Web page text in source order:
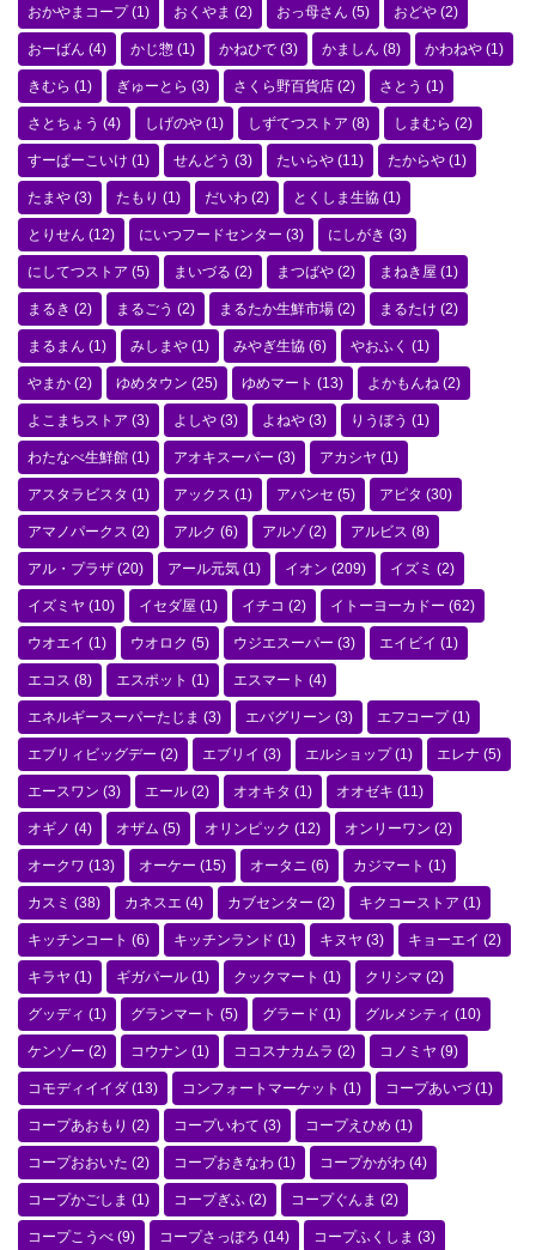
おかやまコープ(1) おくやま (2) おっ母さん (5) おどや (2)
おーばん (4) かじ惣 (1) かねひで (3) かましん (8) かわねや (1)
きむら (1) ぎゅーとら (3) さくら野百貨店 (2) さとう (1)
さとちょう (4) しげのや (1) しずてつストア (8) しまむら (2)
すーぱーこいけ (1) せんどう (3) たいらや (11) たからや (1)
たまや (3) たもり (1) だいわ (2) とくしま生協 (1)
とりせん (12) にいつフードセンター (3) にしがき (3)
にしてつストア (5) まいづる (2) まつばや (2) まねき屋 (1)
まるき (2) まるごう (2) まるたか生鮮市場 (2) まるたけ (2)
まるまん (1) みしまや (1) みやぎ生協 (6) やおふく (1)
やまか (2) ゆめタウン (25) ゆめマート (13) よかもんね (2)
よこまちストア (3) よしや (3) よねや (3) りうぼう (1)
わたなべ生鮮館 (1) アオキスーパー (3) アカシヤ (1)
アスタラビスタ (1) アックス (1) アバンセ (5) アピタ (30)
アマノパークス (2) アルク (6) アルゾ(2) アルビス (8)
アル・プラザ (20) アール元気 (1) イオン (209) イズミ (2)
イズミヤ (10) イセダ屋 (1) イチコ (2) イトーヨーカドー (62)
ウオエイ (1) ウオロク (5) ウジエスーパー (3) エイビイ (1)
エコス (8) エスポット (1) エスマート (4)
エネルギースーパーたじま (3) エバグリーン (3) エフコープ(1)
エブリィビッグデー (2) エブリイ (3) エルショップ(1) エレナ (5)
エースワン (3) エール (2) オオキタ (1) オオゼキ (11)
オギノ (4) オザム (5) オリンピック (12) オンリーワン (2)
オークワ (13) オーケー (15) オータニ (6) カジマート (1)
カスミ (38) カネスエ (4) カブセンター (2) キクコーストア (1)
キッチンコート (6) キッチンランド (1) キヌヤ (3) キョーエイ (2)
キラヤ (1) ギガパール (1) クックマート (1) クリシマ (2)
グッディ (1) グランマート (5) グラード (1) グルメシティ (10)
ケンゾー (2) コウナン (1) ココスナカムラ (2) コノミヤ (9)
コモディイイダ (13) コンフォートマーケット (1) コープあいづ(1)
コープあおもり (2) コープいわて (3) コープえひめ (1)
コープおおいた (2) コープおきなわ (1) コープかがわ (4)
コープかごしま (1) コープぎふ (2) コープぐんま (2)
コープこうべ (9) コープさっぽろ (14) コープふくしま (3)